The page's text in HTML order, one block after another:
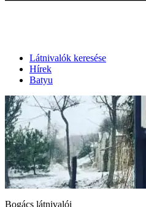
Látnivalók keresése
Hírek
Batyu
Bogács látnivalói